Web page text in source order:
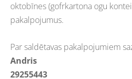
oktobīnes (gofrkartona ogu
pakalpojumus.
Par saldētavas pakalpojumiem
Andris
29255443